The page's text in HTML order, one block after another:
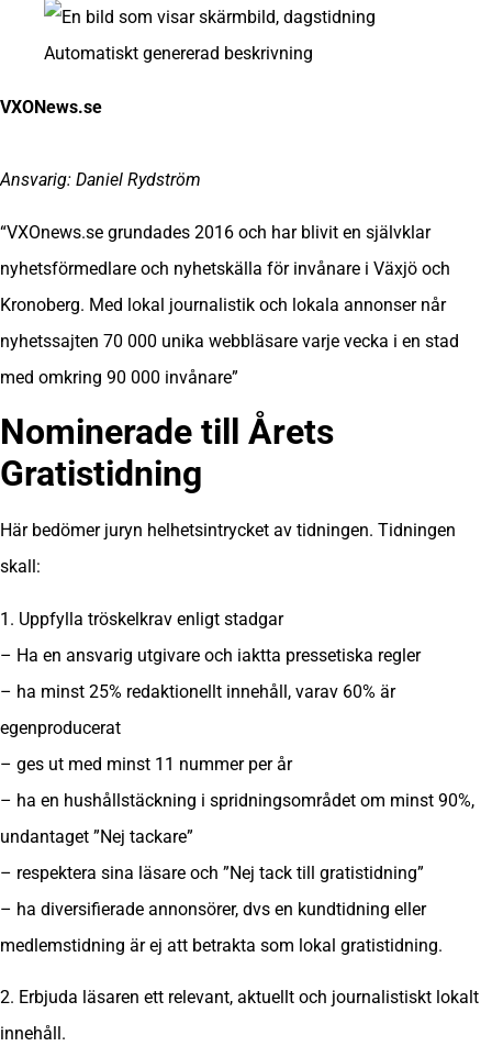
VXONews.se
Ansvarig: Daniel Rydström
“VXOnews.se grundades 2016 och har blivit en självklar
nyhetsförmedlare och nyhetskälla för invånare i Växjö och
Kronoberg. Med lokal journalistik och lokala annonser når
nyhetssajten 70 000 unika webbläsare varje vecka i en stad
med omkring 90 000 invånare”
Nominerade till Årets
Gratistidning
Här bedömer juryn helhetsintrycket av tidningen. Tidningen
skall:
1. Uppfylla tröskelkrav enligt stadgar
– Ha en ansvarig utgivare och iaktta pressetiska regler
– ha minst 25% redaktionellt innehåll, varav 60% är
egenproducerat
– ges ut med minst 11 nummer per år
– ha en hushållstäckning i spridningsområdet om minst 90%,
undantaget ”Nej tackare”
– respektera sina läsare och ”Nej tack till gratistidning”
– ha diversifierade annonsörer, dvs en kundtidning eller
medlemstidning är ej att betrakta som lokal gratistidning.
2. Erbjuda läsaren ett relevant, aktuellt och journalistiskt lokalt
innehåll.